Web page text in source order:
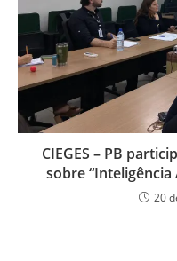
CIEGES – PB
sobre “Inteligência
20